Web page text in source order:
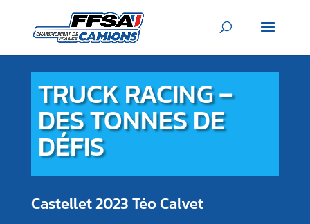
TRUCK RACING –
DES TONNES DE
DÉFIS
Castellet 2023 Téo Calvet